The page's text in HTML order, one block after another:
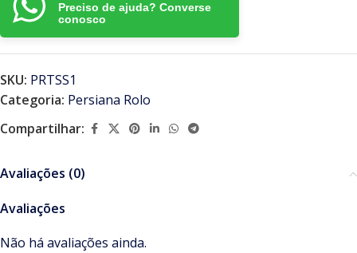
Preciso de ajuda? Converse
conosco
SKU: PRTSS1
Categoria: Persiana Rolo
Compartilhar:
Avaliações (0)
Avaliações
Não há avaliações ainda.